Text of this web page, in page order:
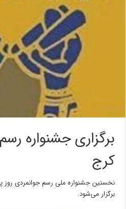
برگزاری جشنواره
کرج
برگزار می‌شود.